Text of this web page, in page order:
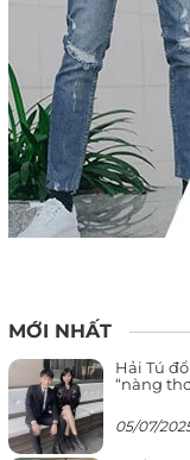
MỚI NHẤT
Hải Tú
“nàng
05/07/